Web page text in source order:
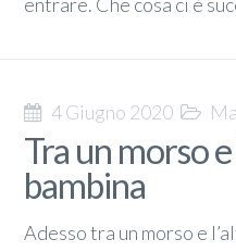
4 Giugno 2020
Tra un morso
bambina
Adesso tra un morso e